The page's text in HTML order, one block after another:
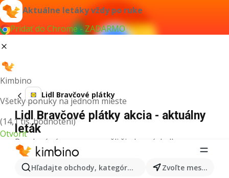
Aktuálne letáky vždy po ruke
Pridať do Chrome - ZADARMO
Kimbino
Všetky ponuky na jednom mieste
(14,1 tis. hodnotení)
Otvoriť
Hľadajte obchody, kategórie, produkty... Zvoľte mesto
Lidl Bravčové plátky
Lidl Bravčové plátky akcia - aktuálny
leták
Pre daný výraz sme nenašli žiadne výsledky.
Ďalšie produkty v obchodoch Lidl
Lidl Kapor Ashwagandha Nintendo Switch